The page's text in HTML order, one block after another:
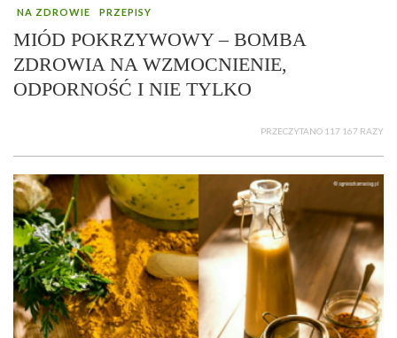
NA ZDROWIE PRZEPISY
MIÓD POKRZYWOWY – BOMBA
ZDROWIA NA WZMOCNIENIE,
ODPORNOŚĆ I NIE TYLKO
PRZECZYTANO 117 167 RAZY